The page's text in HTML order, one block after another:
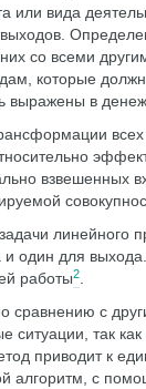
вида
со всеми
которые
выражены в
взвешенных
линейного
и один для
работы2
с
так
приводит к
алгоритм, с